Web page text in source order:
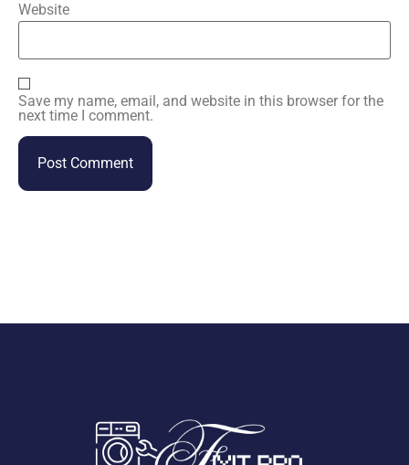
Website
Save my name, email, and website in this browser for the
next time I comment.